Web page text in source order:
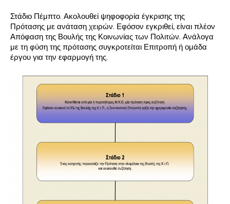
Στάδιο Πέμπτο. Ακολουθεί ψηφοφορία έγκρισης της
Πρότασης με ανάταση χειρών. Εφόσον εγκριθεί, είναι πλέον
Απόφαση της Βουλής της Κοινωνίας των Πολιτών. Ανάλογα
με τη φύση της πρότασης συγκροτείται Επιτροπή ή ομάδα
έργου για την εφαρμογή της.